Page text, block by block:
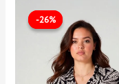
-26%
-26% precio
original
era:
$94.900.
actual
es:
$69.900.